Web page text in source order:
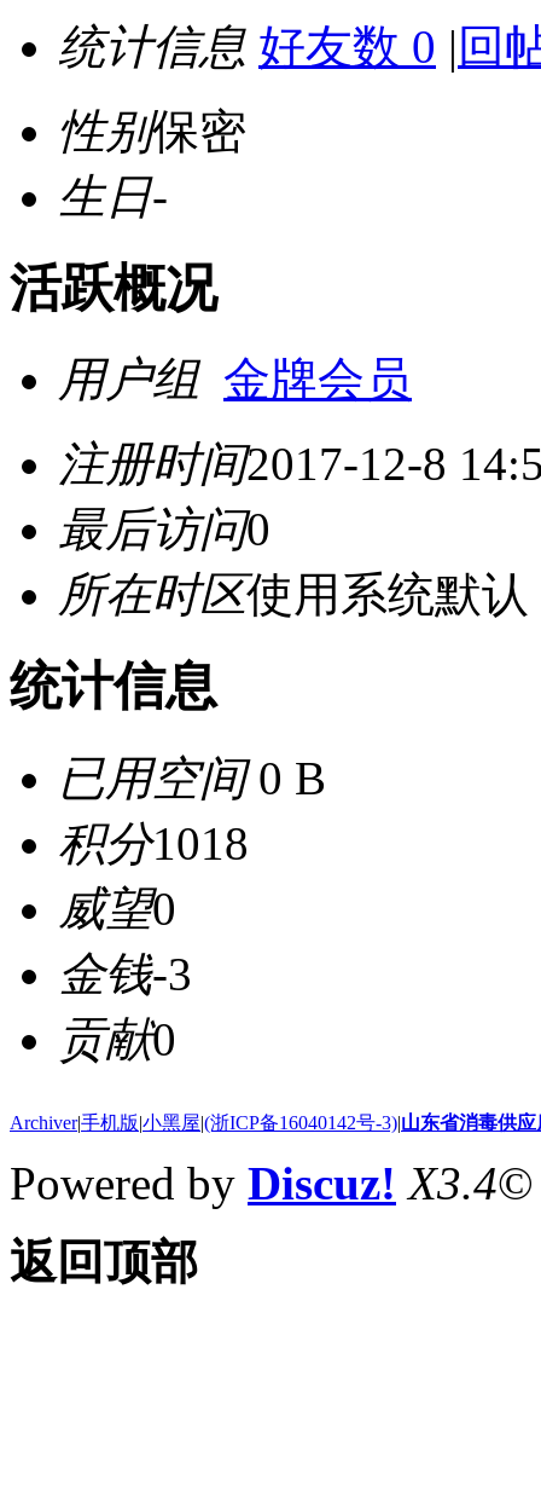
统计信息 好友数 0 | 回
性别保密
生日-
活跃概况
用户组 金牌会员
注册时间2017-12-8
最后访问0
所在时区使用系统默认
统计信息
已用空间0 B
积分1018
威望0
金钱-3
贡献0
Archiver|手机版|小黑屋|(浙ICP备16040142号-3)|山东省消毒供
Powered by Discuz! X3.4©
返回顶部